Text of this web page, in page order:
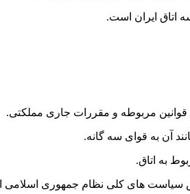
قوانین مربوطه و مقررات جاری مملکتی.
آن به قوای سه گانه.
به اتاق.
سیاست های کلی نظام جمهوری اسلامی